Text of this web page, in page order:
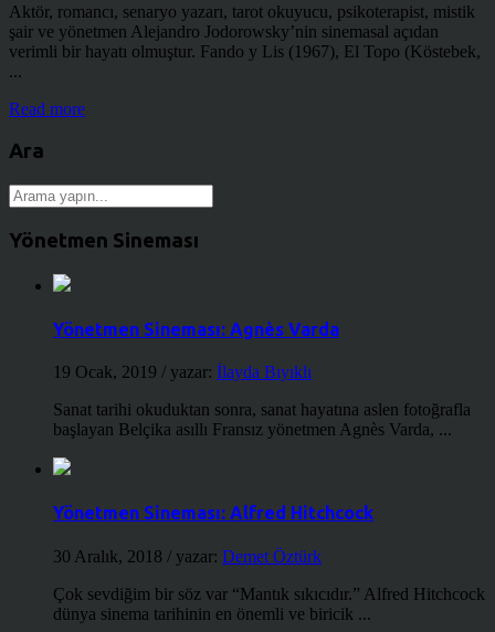
Aktör, romancı, senaryo yazarı, tarot okuyucu, psikoterapist, mistik
şair ve yönetmen Alejandro Jodorowsky’nin sinemasal açıdan
verimli bir hayatı olmuştur. Fando y Lis (1967), El Topo (Köstebek,
...
Read more
Ara
Yönetmen Sineması
Yönetmen Sineması: Agnès Varda
19 Ocak, 2019 / yazar: İlayda Bıyıklı
Sanat tarihi okuduktan sonra, sanat hayatına aslen fotoğrafla
başlayan Belçika asıllı Fransız yönetmen Agnès Varda, ...
Yönetmen Sineması: Alfred Hitchcock
30 Aralık, 2018 / yazar: Demet Öztürk
Çok sevdiğim bir söz var “Mantık sıkıcıdır.” Alfred Hitchcock
dünya sinema tarihinin en önemli ve biricik ...